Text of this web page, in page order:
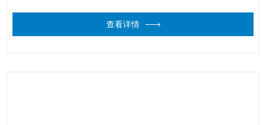
查看详情